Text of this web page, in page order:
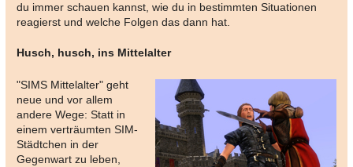
du immer schauen kannst, wie du in bestimmten Situationen
reagierst und welche Folgen das dann hat.
Husch, husch, ins Mittelalter
"SIMS Mittelalter" geht
neue und vor allem
andere Wege: Statt in
einem verträumten SIM-
Städtchen in der
Gegenwart zu leben,